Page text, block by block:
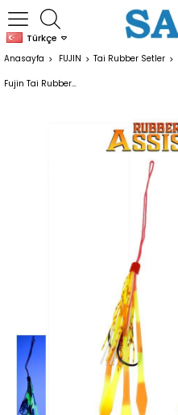
Türkçe
Anasayfa FUJIN Tai Rubber Setler
Fujin Tai Rubber Hazır Skirt Assist Set #H5-02